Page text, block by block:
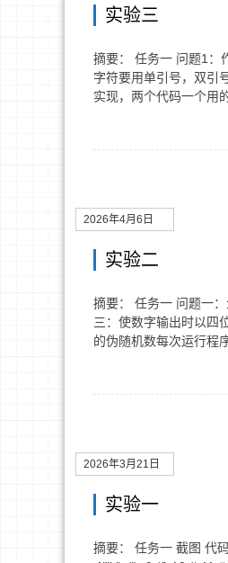
实验三
摘要： 任务一 问题1：
字符要用单引号，双引
实现，两个代码一个用
2026年4月6日
实验二
摘要： 任务一 问题一
三：使数字输出时以四
的伪随机数每次运行程
2026年3月21日
实验一
摘要： 任务一 截图 代